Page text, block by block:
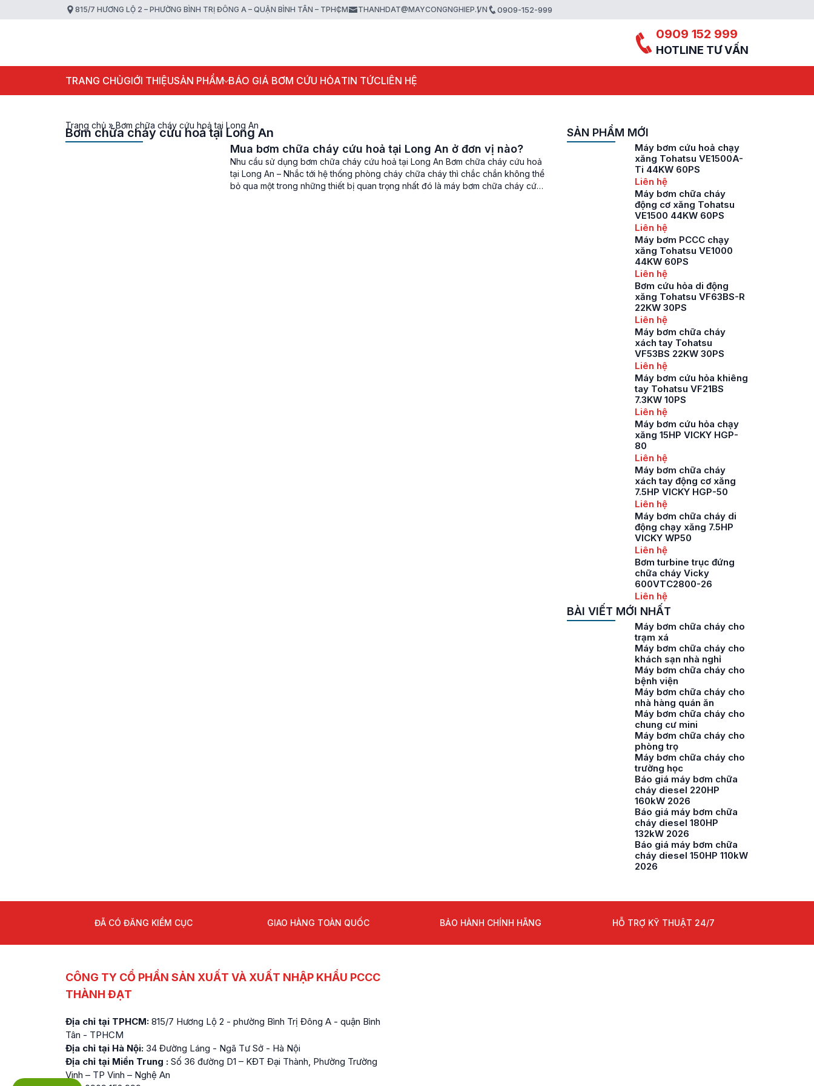
815/7 HƯƠNG LỘ 2 – PHƯỜNG BÌNH TRỊ ĐÔNG A – QUẬN BÌNH TÂN – TPHCM THANHDAT@MAYCONGNGHIEP.VN 0909-152-999
0909 152 999
HOTLINE TƯ VẤN
TRANG CHỦGIỚI THIỆUSẢN PHẨM BÁO GIÁ BƠM CỨU HỎATIN TỨCLIÊN HỆ
Trang chủ » Bơm chữa cháy cứu hoả tại Long An
Bơm chữa cháy cứu hoả tại Long An
Mua bơm chữa cháy cứu hoả tại Long An ở đơn vị nào?
Nhu cầu sử dụng bơm chữa cháy cứu hoả tại Long An Bơm chữa cháy cứu hoả
tại Long An – Nhắc tới hệ thống phòng cháy chữa cháy thì chắc chắn không thể
bỏ qua một trong những thiết bị quan trọng nhất đó là máy bơm chữa cháy cứu
SẢN PHẨM MỚI
Máy bơm cứu hoả chạy
xăng Tohatsu VE1500A-
Ti 44KW 60PS
Liên hệ
Máy bơm chữa cháy
động cơ xăng Tohatsu
VE1500 44KW 60PS
Liên hệ
Máy bơm PCCC chạy
xăng Tohatsu VE1000
44KW 60PS
Liên hệ
Bơm cứu hỏa di động
xăng Tohatsu VF63BS-R
22KW 30PS
Liên hệ
Máy bơm chữa cháy
xách tay Tohatsu
VF53BS 22KW 30PS
Liên hệ
Máy bơm cứu hỏa khiêng
tay Tohatsu VF21BS
7.3KW 10PS
Liên hệ
Máy bơm cứu hỏa chạy
xăng 15HP VICKY HGP-
80
Liên hệ
Máy bơm chữa cháy
xách tay động cơ xăng
7.5HP VICKY HGP-50
Liên hệ
Máy bơm chữa cháy di
động chạy xăng 7.5HP
VICKY WP50
Liên hệ
Bơm turbine trục đứng
chữa cháy Vicky
600VTC2800-26
Liên hệ
BÀI VIẾT MỚI NHẤT
Máy bơm chữa cháy cho
trạm xá
Máy bơm chữa cháy cho
khách sạn nhà nghỉ
Máy bơm chữa cháy cho
bệnh viện
Máy bơm chữa cháy cho
nhà hàng quán ăn
Máy bơm chữa cháy cho
chung cư mini
Máy bơm chữa cháy cho
phòng trọ
Máy bơm chữa cháy cho
trường học
Báo giá máy bơm chữa
cháy diesel 220HP
160kW 2026
Báo giá máy bơm chữa
cháy diesel 180HP
132kW 2026
Báo giá máy bơm chữa
cháy diesel 150HP 110kW
2026
ĐÃ CÓ ĐĂNG KIỂM CỤC GIAO HÀNG TOÀN QUỐC BẢO HÀNH CHÍNH HÃNG HỖ TRỢ KỸ THUẬT 24/7
CÔNG TY CỔ PHẦN SẢN XUẤT VÀ XUẤT NHẬP KHẨU PCCC
THÀNH ĐẠT
Địa chỉ tại TPHCM: 815/7 Hương Lộ 2 - phường Bình Trị Đông A - quận Bình
Tân - TPHCM
Địa chỉ tại Hà Nội: 34 Đường Láng - Ngã Tư Sở - Hà Nội
Địa chỉ tại Miền Trung : Số 36 đường D1 – KĐT Đại Thành, Phường Trường
Vinh – TP Vinh – Nghệ An